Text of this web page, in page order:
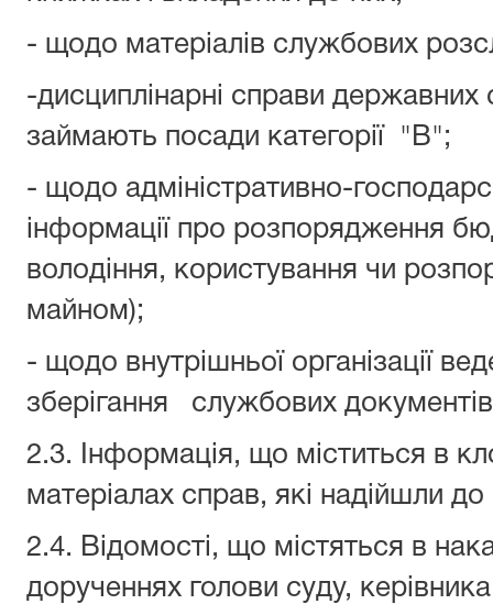
- щодо матеріалів службових
-дисциплінарні справи державних
займають посади категорії "В";
- щодо адміністративно-
інформації про розпорядження
володіння, користування чи
майном);
- щодо внутрішньої організації
зберігання службових документів
2.3. Інформація, що міститься в
матеріалах справ, які надійшли
2.4. Відомості, що містяться в
дорученнях голови суду,